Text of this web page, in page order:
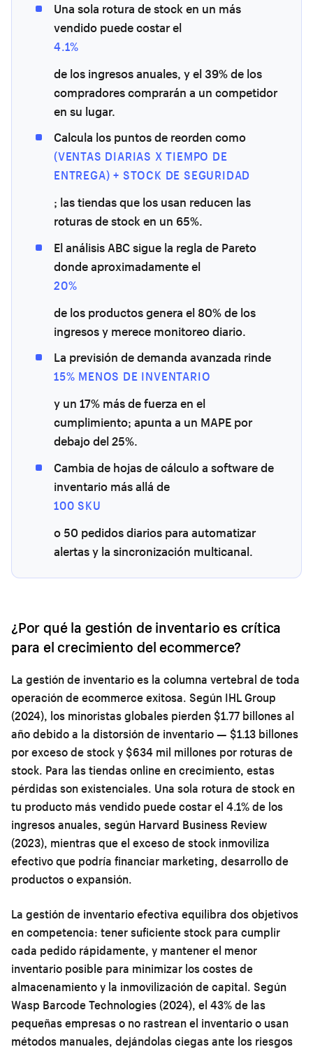
Una sola rotura de stock en un más
vendido puede costar el
4.1%
de los ingresos anuales, y el 39% de los
compradores comprarán a un competidor
en su lugar.
Calcula los puntos de reorden como
(VENTAS DIARIAS X TIEMPO DE
ENTREGA) + STOCK DE SEGURIDAD
; las tiendas que los usan reducen las
roturas de stock en un 65%.
El análisis ABC sigue la regla de Pareto
donde aproximadamente el
20%
de los productos genera el 80% de los
ingresos y merece monitoreo diario.
La previsión de demanda avanzada rinde
15% MENOS DE INVENTARIO
y un 17% más de fuerza en el
cumplimiento; apunta a un MAPE por
debajo del 25%.
Cambia de hojas de cálculo a software de
inventario más allá de
100 SKU
o 50 pedidos diarios para automatizar
alertas y la sincronización multicanal.
¿Por qué la gestión de inventario es crítica
para el crecimiento del ecommerce?
La gestión de inventario es la columna vertebral de toda
operación de ecommerce exitosa. Según IHL Group
(2024), los minoristas globales pierden $1.77 billones al
año debido a la distorsión de inventario — $1.13 billones
por exceso de stock y $634 mil millones por roturas de
stock. Para las tiendas online en crecimiento, estas
pérdidas son existenciales. Una sola rotura de stock en
tu producto más vendido puede costar el 4.1% de los
ingresos anuales, según Harvard Business Review
(2023), mientras que el exceso de stock inmoviliza
efectivo que podría financiar marketing, desarrollo de
productos o expansión.
La gestión de inventario efectiva equilibra dos objetivos
en competencia: tener suficiente stock para cumplir
cada pedido rápidamente, y mantener el menor
inventario posible para minimizar los costes de
almacenamiento y la inmovilización de capital. Según
Wasp Barcode Technologies (2024), el 43% de las
pequeñas empresas o no rastrean el inventario o usan
métodos manuales, dejándolas ciegas ante los riesgos